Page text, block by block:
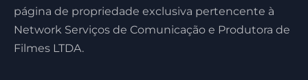
página de propriedade exclusiva pertencente à
Network Serviços de Comunicação e Produtora de
Filmes LTDA.